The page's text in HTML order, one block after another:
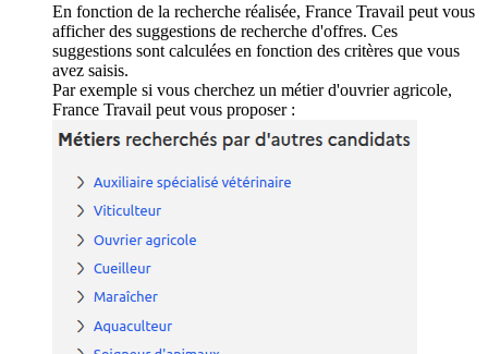
En fonction de la recherche réalisée, France Travail peut vous
afficher des suggestions de recherche d'offres. Ces
suggestions sont calculées en fonction des critères que vous
avez saisis.
Par exemple si vous cherchez un métier d'ouvrier agricole,
France Travail peut vous proposer :